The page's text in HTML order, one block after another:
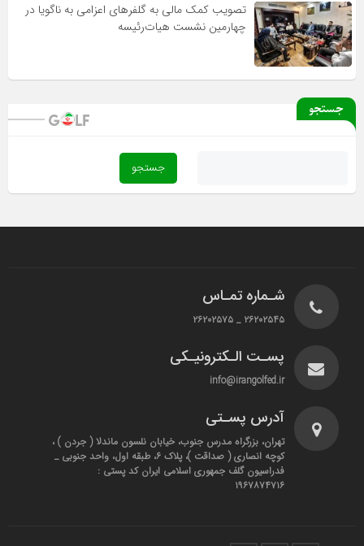
تصویب کمک مالی به گلفرهای اعزامی به ناگویا در
چهارمین نشست هیات‌رئیسه
جستجو
شـماره تمـاس
۲۶۲۰۲۵۴۵ _ ۲۶۲۰۲۵۷۵
پسـت الـکترونیـکی
info@irangolfed.ir
آدرس پسـتی
تهران، بزرگراه مدرس جنوب، خیابان نلسون ماندلا ( جردن ) ،
کوچه انصاری ( صداقت )، پلاک ۶، طبقه اول، واحد جنوبی _
فدراسیون گلف جمهوری اسلامی ایران کد پستی :
۱۹۶۷۸۷۴۷۱۶